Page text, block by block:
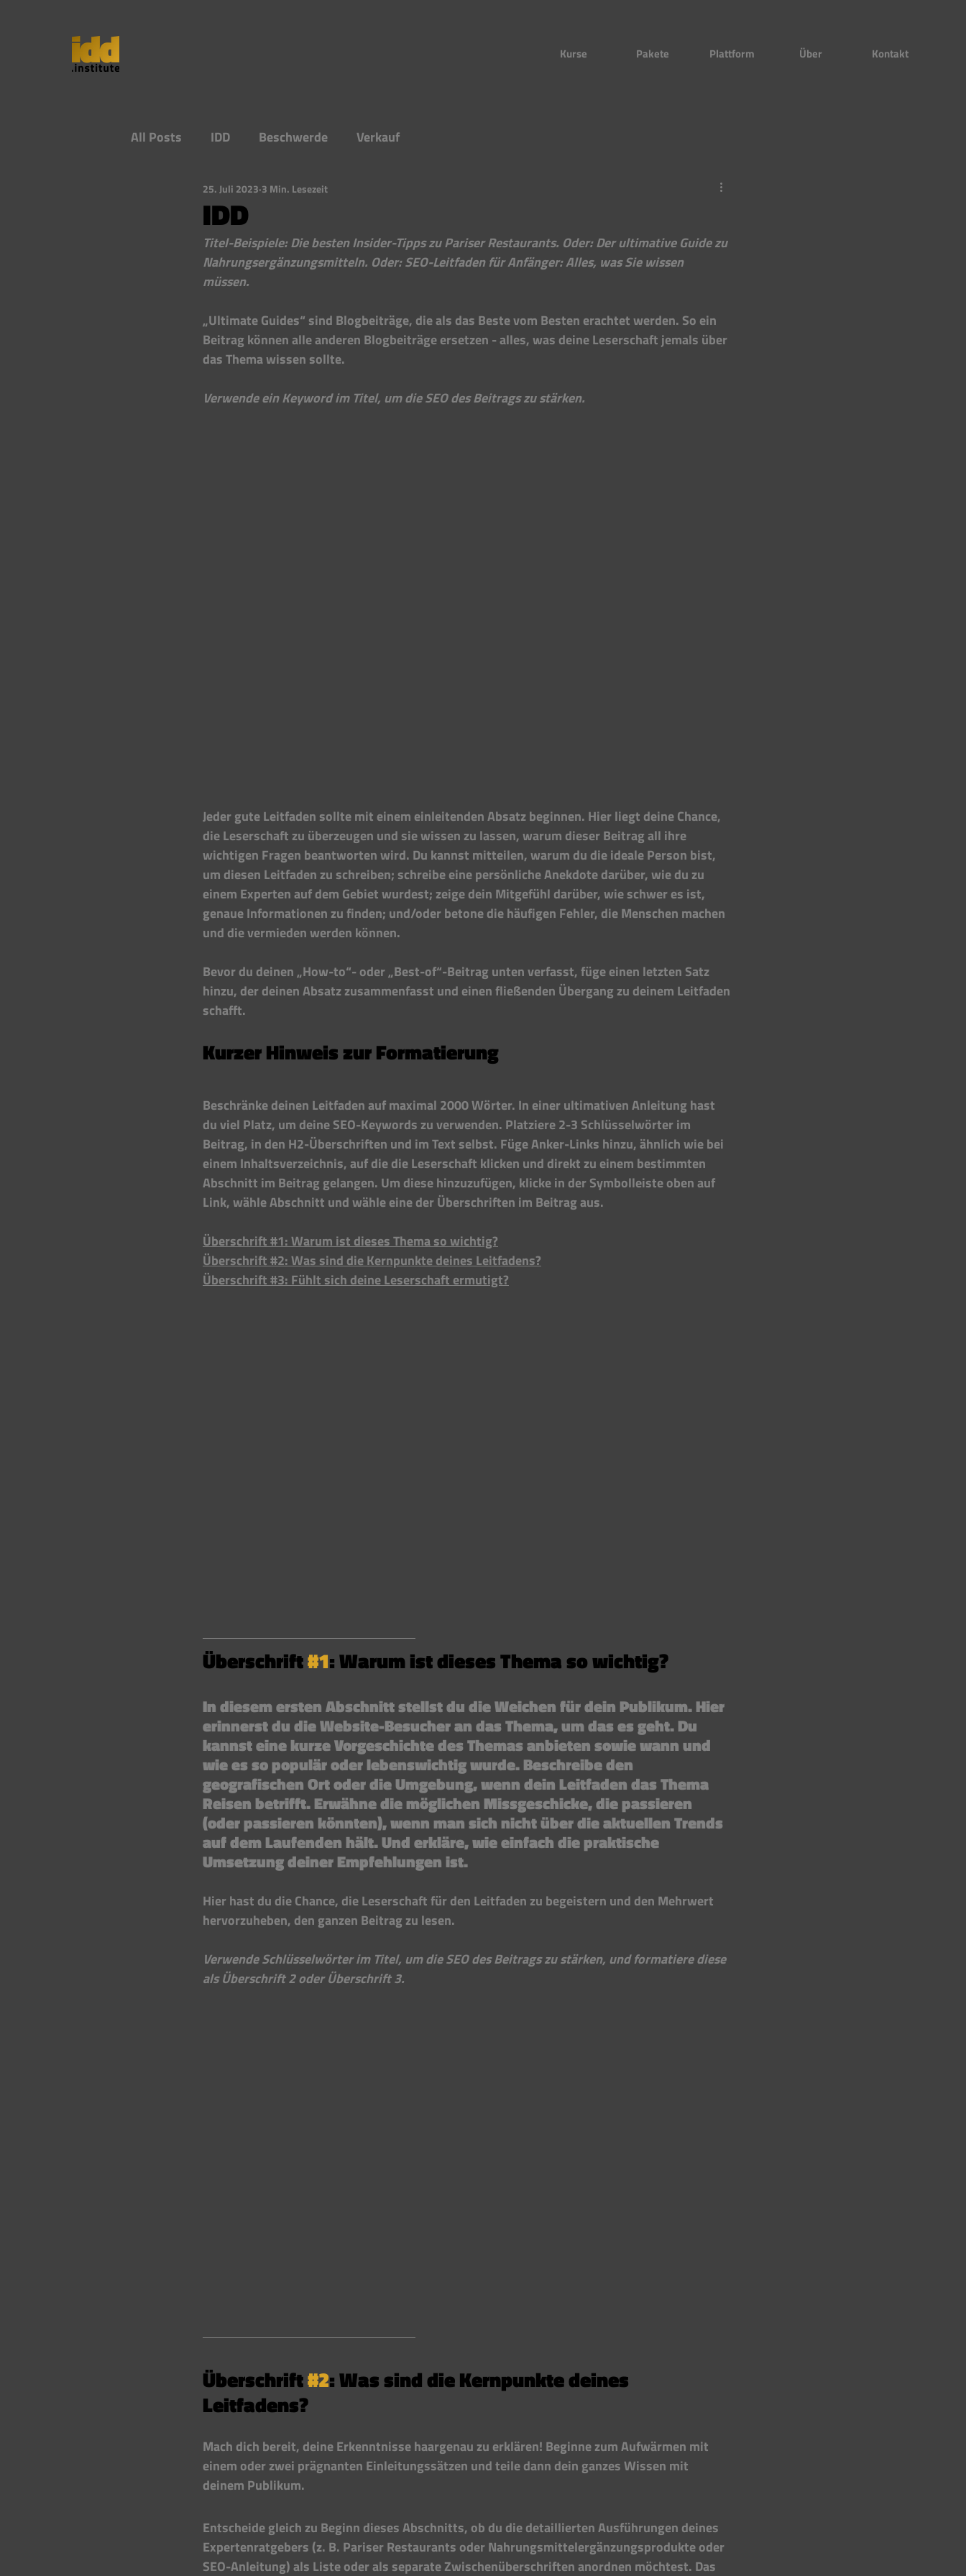
Kurse Pakete Plattform Über Kontakt
All Posts IDD Beschwerde Verkauf
IDD
25. Juli 2023 3 Min. Lesezeit
Titel-Beispiele: Die besten Insider-Tipps zu Pariser Restaurants. Oder: Der ultimative Guide zu
Nahrungsergänzungsmitteln. Oder: SEO-Leitfaden für Anfänger: Alles, was Sie wissen
müssen.
„Ultimate Guides“ sind Blogbeiträge, die als das Beste vom Besten erachtet werden. So ein
Beitrag können alle anderen Blogbeiträge ersetzen - alles, was deine Leserschaft jemals über
das Thema wissen sollte.
Verwende ein Keyword im Titel, um die SEO des Beitrags zu stärken.
Jeder gute Leitfaden sollte mit einem einleitenden Absatz beginnen. Hier liegt deine Chance,
die Leserschaft zu überzeugen und sie wissen zu lassen, warum dieser Beitrag all ihre
wichtigen Fragen beantworten wird. Du kannst mitteilen, warum du die ideale Person bist,
um diesen Leitfaden zu schreiben; schreibe eine persönliche Anekdote darüber, wie du zu
einem Experten auf dem Gebiet wurdest; zeige dein Mitgefühl darüber, wie schwer es ist,
genaue Informationen zu finden; und/oder betone die häufigen Fehler, die Menschen machen
und die vermieden werden können.
Bevor du deinen „How-to“- oder „Best-of“-Beitrag unten verfasst, füge einen letzten Satz
hinzu, der deinen Absatz zusammenfasst und einen fließenden Übergang zu deinem Leitfaden
schafft.
Kurzer Hinweis zur Formatierung
Beschränke deinen Leitfaden auf maximal 2000 Wörter. In einer ultimativen Anleitung hast
du viel Platz, um deine SEO-Keywords zu verwenden. Platziere 2-3 Schlüsselwörter im
Beitrag, in den H2-Überschriften und im Text selbst. Füge Anker-Links hinzu, ähnlich wie bei
einem Inhaltsverzeichnis, auf die die Leserschaft klicken und direkt zu einem bestimmten
Abschnitt im Beitrag gelangen. Um diese hinzuzufügen, klicke in der Symbolleiste oben auf
Link, wähle Abschnitt und wähle eine der Überschriften im Beitrag aus.
Überschrift #1: Warum ist dieses Thema so wichtig?
Überschrift #2: Was sind die Kernpunkte deines Leitfadens?
Überschrift #3: Fühlt sich deine Leserschaft ermutigt?
Überschrift #1: Warum ist dieses Thema so wichtig?
In diesem ersten Abschnitt stellst du die Weichen für dein Publikum. Hier
erinnerst du die Website-Besucher an das Thema, um das es geht. Du
kannst eine kurze Vorgeschichte des Themas anbieten sowie wann und
wie es so populär oder lebenswichtig wurde. Beschreibe den
geografischen Ort oder die Umgebung, wenn dein Leitfaden das Thema
Reisen betrifft. Erwähne die möglichen Missgeschicke, die passieren
(oder passieren könnten), wenn man sich nicht über die aktuellen Trends
auf dem Laufenden hält. Und erkläre, wie einfach die praktische
Umsetzung deiner Empfehlungen ist.
Hier hast du die Chance, die Leserschaft für den Leitfaden zu begeistern und den Mehrwert
hervorzuheben, den ganzen Beitrag zu lesen.
Verwende Schlüsselwörter im Titel, um die SEO des Beitrags zu stärken, und formatiere diese
als Überschrift 2 oder Überschrift 3.
Überschrift #2: Was sind die Kernpunkte deines
Leitfadens?
Mach dich bereit, deine Erkenntnisse haargenau zu erklären! Beginne zum Aufwärmen mit
einem oder zwei prägnanten Einleitungssätzen und teile dann dein ganzes Wissen mit
deinem Publikum.
Entscheide gleich zu Beginn dieses Abschnitts, ob du die detaillierten Ausführungen deines
Expertenratgebers (z. B. Pariser Restaurants oder Nahrungsmittelergänzungsprodukte oder
SEO-Anleitung) als Liste oder als separate Zwischenüberschriften anordnen möchtest. Das